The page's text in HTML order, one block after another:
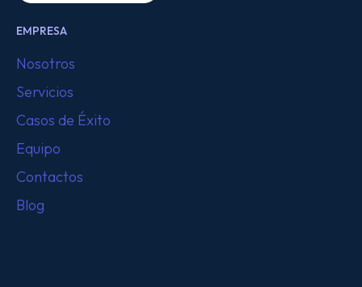
EMPRESA
Nosotros
Servicios
Casos de Éxito
Equipo
Contactos
Blog